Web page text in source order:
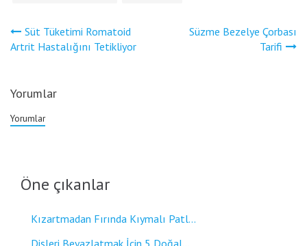
Yazı
gezinmesi
Süt Tüketimi Romatoid
Artrit Hastalığını Tetikliyor
Süzme Bezelye Çorbası
Tarifi
Yorumlar
Yorumlar
Öne çıkanlar
Kızartmadan Fırında Kıymalı Patl...